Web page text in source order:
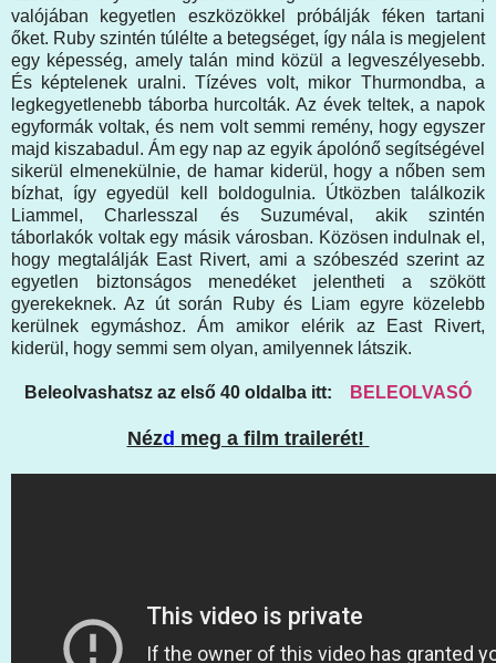
valójában kegyetlen eszközökkel próbálják féken tartani
őket. Ruby szintén túlélte a betegséget, így nála is megjelent
egy képesség, amely talán mind közül a legveszélyesebb.
És képtelenek uralni. Tízéves volt, mikor Thurmondba, a
legkegyetlenebb táborba hurcolták. Az évek teltek, a napok
egyformák voltak, és nem volt semmi remény, hogy egyszer
majd kiszabadul. Ám egy nap az egyik ápolónő segítségével
sikerül elmenekülnie, de hamar kiderül, hogy a nőben sem
bízhat, így egyedül kell boldogulnia. Útközben találkozik
Liammel, Charlesszal és Suzuméval, akik szintén
táborlakók voltak egy másik városban. Közösen indulnak el,
hogy megtalálják East Rivert, ami a szóbeszéd szerint az
egyetlen biztonságos menedéket jelentheti a szökött
gyerekeknek. Az út során Ruby és Liam egyre közelebb
kerülnek egymáshoz. Ám amikor elérik az East Rivert,
kiderül, hogy semmi sem olyan, amilyennek látszik.
Beleolvashatsz az első 40 oldalba itt: BELEOLVASÓ
Nézd meg a film trailerét!